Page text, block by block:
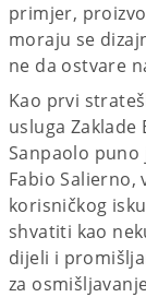
primjer,
moraju se
ne da ostvare
Kao prvi
usluga Zaklade
Sanpaolo
Fabio Salierno,
korisničkog
shvatiti kao
dijeli i
za